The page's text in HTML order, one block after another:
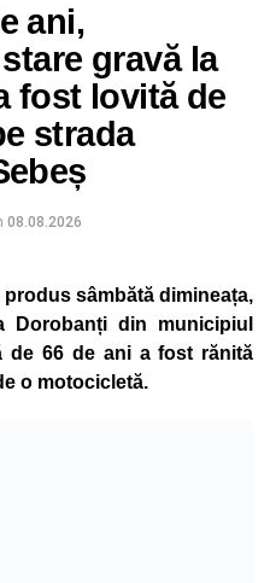
ani,
gravă la
fost lovită de
strada
08.08.2026
sâmbătă dimineața,
Dorobanți din municipiul
de 66 de ani a fost rănită
o motocicletă.